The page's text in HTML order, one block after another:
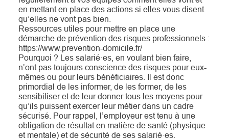
en mettant en place des actions si elles vous disent
qu’elles ne vont pas bien.
Ressources utiles pour mettre en place une
démarche de prévention des risques professionnels :
https://www.prevention-domicile.fr/
Pourquoi ? Les salarié·es, en voulant bien faire,
n’ont pas toujours conscience des risques pour eux-
mêmes ou pour leurs bénéficiaires. Il est donc
primordial de les informer, de les former, de les
sensibiliser et de leur donner tous les moyens pour
qu’ils puissent exercer leur métier dans un cadre
sécurisé. Pour rappel, l’employeur est tenu à une
obligation de résultat en matière de santé (physique
et mentale) et de sécurité de ses salarié·es.